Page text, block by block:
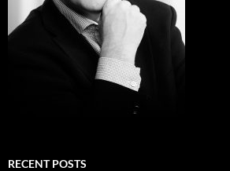
RECENT POSTS